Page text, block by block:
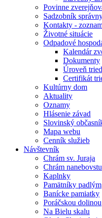
Povinne
Sadzobník
Kontakty -
Životné situácie
Odpadové
Kalendár
Dokumenty
Úroveň
Certifikát
Kultúrny dom
Aktuality
Oznamy
Hlásenie závad
Slovinský
Mapa webu
Cenník služieb
Návštevník
Chrám sv. Juraja
Chrám
Kaplnky
Pamätníky padlým
Banícke pamiatky
Poráčskou dolinou
Na Bielu skalu